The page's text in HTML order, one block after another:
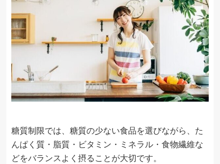
糖質制限では、糖質の少ない食品を選びながら、た
んぱく質・脂質・ビタミン・ミネラル・食物繊維な
どをバランスよく摂ることが大切です。